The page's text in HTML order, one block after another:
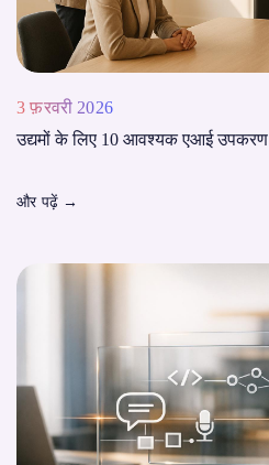
3 फ़रवरी 2026
उद्यमों के लिए 10 आवश्यक एआई उपकरण
और पढ़ें →